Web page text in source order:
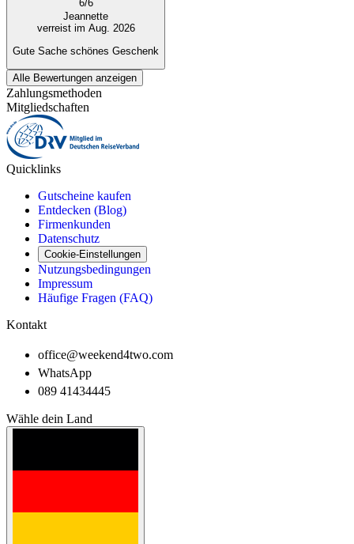
6/6
Jeannette
verreist im Aug. 2026
Gute Sache schönes Geschenk
Alle Bewertungen anzeigen
Zahlungsmethoden
Mitgliedschaften
Quicklinks
Gutscheine kaufen
Entdecken (Blog)
Firmenkunden
Datenschutz
Cookie-Einstellungen
Nutzungsbedingungen
Impressum
Häufige Fragen (FAQ)
Kontakt
office@weekend4two.com
WhatsApp
089 41434445
Wähle dein Land